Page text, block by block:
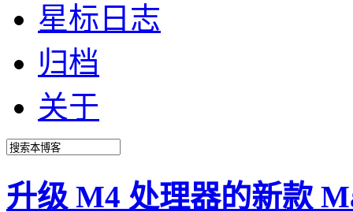
星标日志
归档
关于
升级 M4 处理器的新款